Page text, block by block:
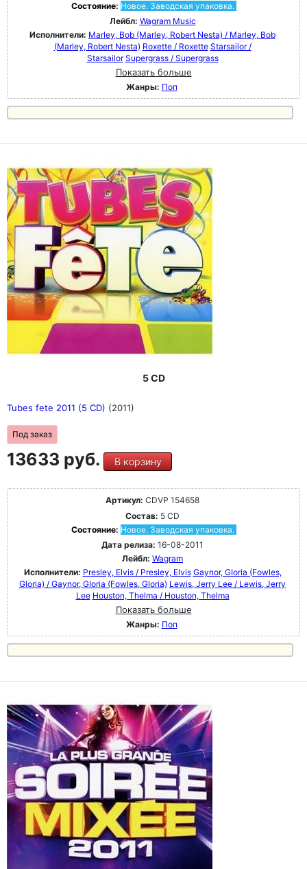
Состояние: Новое. Заводская упаковка.
Лейбл: Wagram Music
Исполнители: Marley, Bob (Marley, Robert Nesta) / Marley, Bob
(Marley, Robert Nesta) Roxette / Roxette Starsailor /
Starsailor Supergrass / Supergrass
Показать больше
Жанры: Поп
5 CD
Tubes fete 2011 (5 CD) (2011)
Под заказ
13633 руб. В корзину
Артикул: CDVP 154658
Состав: 5 CD
Состояние: Новое. Заводская упаковка.
Дата релиза: 16-08-2011
Лейбл: Wagram
Исполнители: Presley, Elvis / Presley, Elvis Gaynor, GIoria (Fowles,
Gloria) / Gaynor, GIoria (Fowles, Gloria) Lewis, Jerry Lee / Lewis, Jerry
Lee Houston, Thelma / Houston, Thelma
Показать больше
Жанры: Поп